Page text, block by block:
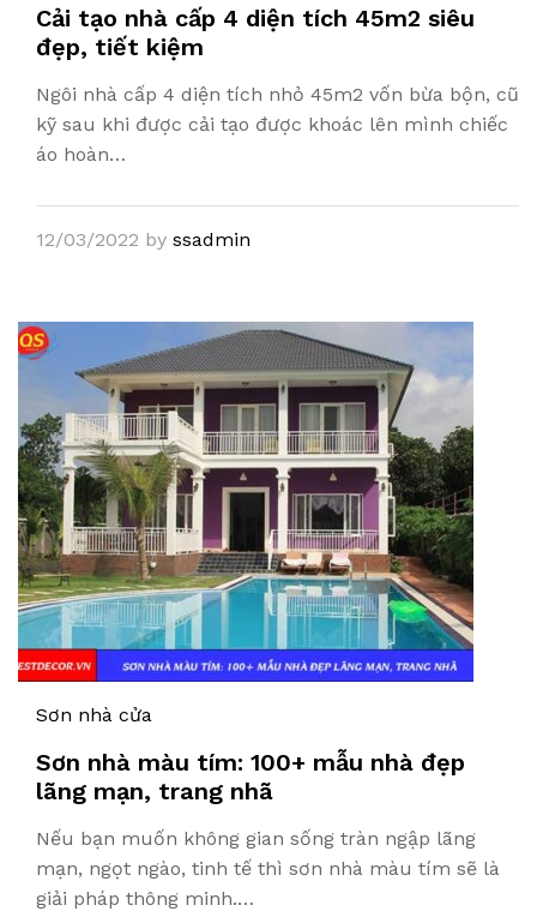
Cải tạo nhà cấp 4 diện tích 45m2 siêu
đẹp, tiết kiệm
Ngôi nhà cấp 4 diện tích nhỏ 45m2 vốn bừa bộn, cũ
kỹ sau khi được cải tạo được khoác lên mình chiếc
áo hoàn…
12/03/2022 by ssadmin
Sơn nhà cửa
Sơn nhà màu tím: 100+ mẫu nhà đẹp
lãng mạn, trang nhã
Nếu bạn muốn không gian sống tràn ngập lãng
mạn, ngọt ngào, tinh tế thì sơn nhà màu tím sẽ là
giải pháp thông minh.…